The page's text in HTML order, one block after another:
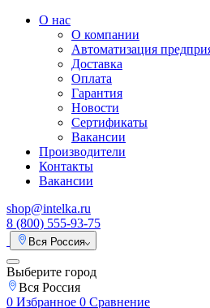
О нас
О компании
Автоматизация
Доставка
Оплата
Гарантия
Новости
Сертификаты
Вакансии
Производители
Контакты
Вакансии
shop@intelka.ru
8 (800) 555-93-75
Вся Россия
Выберите город
Вся Россия
0 Избранное 0 Сравнение